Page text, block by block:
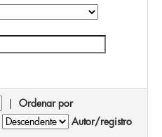
| Ordenar por
Autor/registro